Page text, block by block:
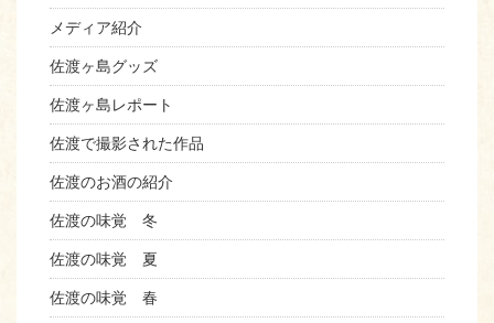
メディア紹介
佐渡ヶ島グッズ
佐渡ヶ島レポート
佐渡で撮影された作品
佐渡のお酒の紹介
佐渡の味覚 冬
佐渡の味覚 夏
佐渡の味覚 春